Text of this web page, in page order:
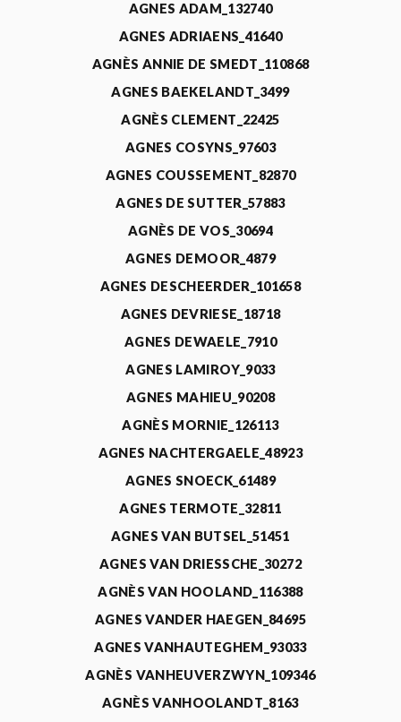
AGNES ADAM_132740
AGNES ADRIAENS_41640
AGNÈS ANNIE DE SMEDT_110868
AGNES BAEKELANDT_3499
AGNÈS CLEMENT_22425
AGNES COSYNS_97603
AGNES COUSSEMENT_82870
AGNES DE SUTTER_57883
AGNÈS DE VOS_30694
AGNES DEMOOR_4879
AGNES DESCHEERDER_101658
AGNES DEVRIESE_18718
AGNES DEWAELE_7910
AGNES LAMIROY_9033
AGNES MAHIEU_90208
AGNÈS MORNIE_126113
AGNES NACHTERGAELE_48923
AGNES SNOECK_61489
AGNES TERMOTE_32811
AGNES VAN BUTSEL_51451
AGNES VAN DRIESSCHE_30272
AGNÈS VAN HOOLAND_116388
AGNES VANDER HAEGEN_84695
AGNES VANHAUTEGHEM_93033
AGNÈS VANHEUVERZWYN_109346
AGNÈS VANHOOLANDT_8163